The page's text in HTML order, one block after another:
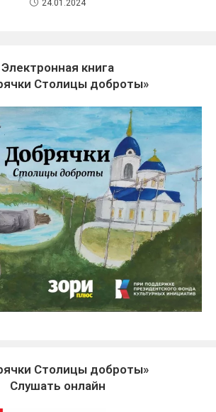
24.01.2024
Электронная книга
Столицы доброты»
Столицы доброты»
Слушать онлайн